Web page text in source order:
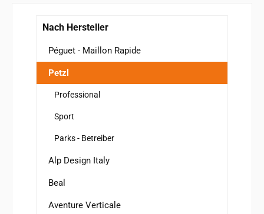
Nach Hersteller
Péguet - Maillon Rapide
Petzl
Professional
Sport
Parks - Betreiber
Alp Design Italy
Beal
Aventure Verticale